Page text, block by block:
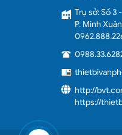
Trụ sở: Số 3
P. Minh
http://
https://